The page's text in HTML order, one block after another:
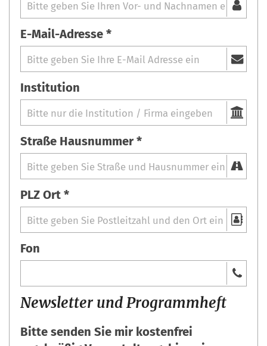
E-Mail-Adresse *
Institution
Straße Hausnummer *
PLZ Ort *
Fon
Newsletter und Programmheft
Bitte senden Sie mir kostenfrei